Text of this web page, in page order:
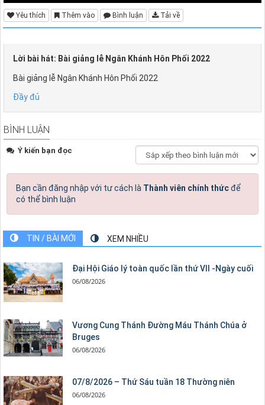
Yêu thích Thêm vào Bình luận Tải về
Lời bài hát: Bài giảng lễ Ngân Khánh Hôn Phối 2022
Bài giảng lễ Ngân Khánh Hôn Phối 2022
Đầy đủ
BÌNH LUẬN
Ý kiến bạn đọc
Bạn cần đăng nhập với tư cách là Thành viên chính thứcđể
có thể bình luận
TIN / BÀI MỚI XEM NHIỀU
Đại Hội Giáo lý toàn quốc lần thứ VII -Ngày cuối
06/08/2026
Vương Cung Thánh Ðường Máu Thánh Chúa ở
Bruges
06/08/2026
07/8/2026 – Thứ Sáu tuần 18 Thường niên
06/08/2026